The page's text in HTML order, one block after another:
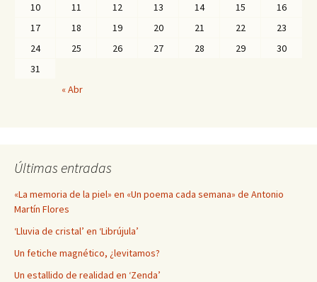
10
11 12 13 14 15
16
17
18 19 20 21 22
23
24
25 26 27 28 29
30
31
« Abr
Últimas entradas
«La memoria de la piel» en «Un poema cada semana» de Antonio
Martín Flores
‘Lluvia de cristal’ en ‘Librújula’
Un fetiche magnético, ¿levitamos?
Un estallido de realidad en ‘Zenda’